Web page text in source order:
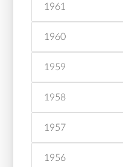
1961
1960
1959
1958
1957
1956